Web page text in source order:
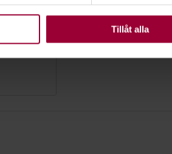
på vår webbplats. Vissa kakor är
Tillåt alla